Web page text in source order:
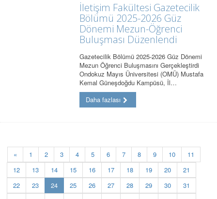
İletişim Fakültesi Gazetecilik
Bölümü 2025-2026 Güz
Dönemi Mezun-Öğrenci
Buluşması Düzenlendi
Gazetecilik Bölümü 2025-2026 Güz Dönemi
Mezun Öğrenci Buluşmasını Gerçekleştirdi
Ondokuz Mayıs Üniversitesi (OMÜ) Mustafa
Kemal Güneşdoğdu Kampüsü, İl…
Daha fazlası
« 1 2 3 4 5 6 7 8 9 10
11
12
13 14 15 16 17 18 19 20
21
22
23 24(current)
25 26 27 28 29 30
31